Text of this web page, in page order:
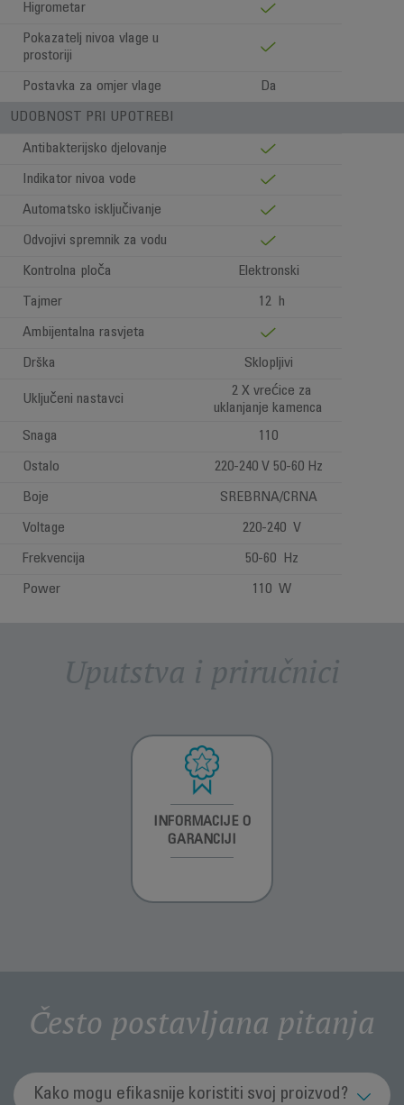
Higrometar
Pokazatelj nivoa vlage u
prostoriji
Postavka za omjer vlage Da
UDOBNOST PRI UPOTREBI
Antibakterijsko djelovanje
Indikator nivoa vode
Automatsko isključivanje
Odvojivi spremnik za vodu
Kontrolna ploča Elektronski
Tajmer 12 h
Ambijentalna rasvjeta
Drška Sklopljivi
Uključeni nastavci
2 X vrećice za
uklanjanje kamenca
Snaga
110
Ostalo 220-240 V 50-60 Hz
Boje SREBRNA/CRNA
Voltage 220-240 V
Frekvencija 50-60 Hz
Power 110 W
Uputstva i priručnici
INFORMACIJE O
GARANCIJI
Često postavljana pitanja
Kako mogu efikasnije koristiti svoj proizvod?